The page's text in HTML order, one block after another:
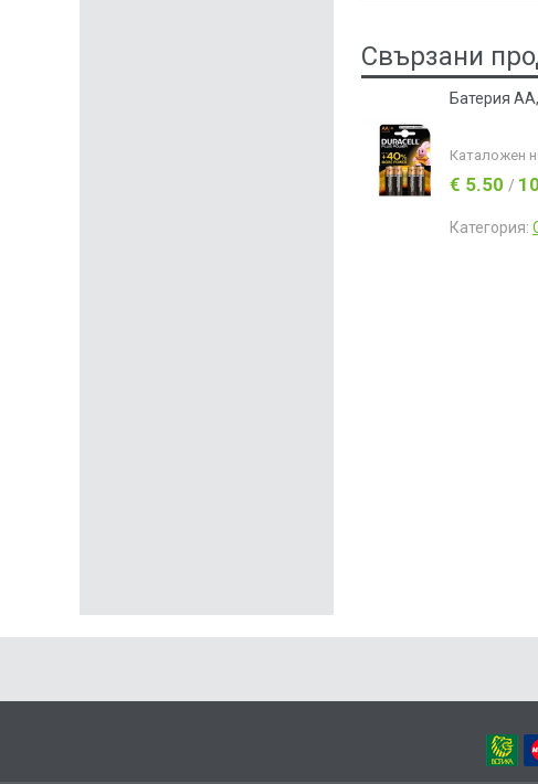
Свързани
Батерия
Каталожен
€ 5.50 /
Категория: